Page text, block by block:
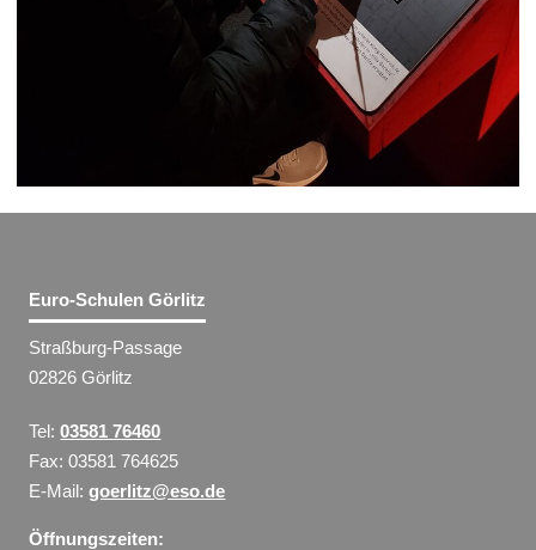
Euro-Schulen Görlitz
Straßburg-Passage
02826 Görlitz
Tel:03581 76460
Fax: 03581 764625
E-Mail:goerlitz@eso.de
Öffnungszeiten: